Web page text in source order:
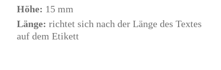
Höhe: 15 mm
Länge: richtet sich nach der Länge des Textes
auf dem Etikett